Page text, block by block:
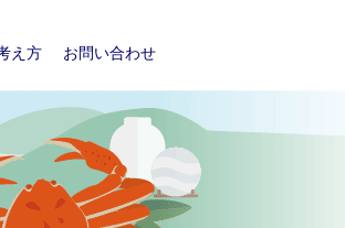
え方 お問い合わせ